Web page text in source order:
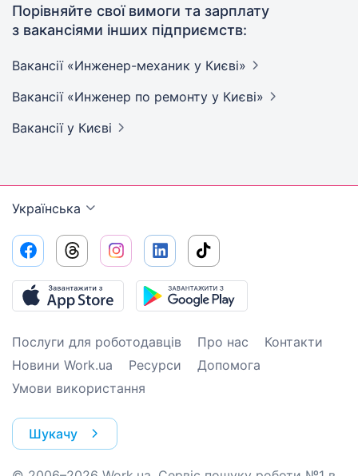
Порівняйте свої вимоги та зарплату
з вакансіями інших підприємств:
Вакансії «Инженер-механик у Києві»
Вакансії «Инженер по ремонту у Києві»
Вакансії у Києві
Українська
Послуги для роботодавців Про нас
Контакти
Новини Work.ua
Ресурси
Допомога
Умови використання
Шукачу